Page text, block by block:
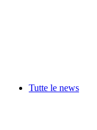
Tutte le news